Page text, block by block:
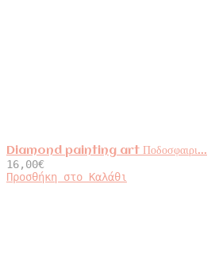
Diamond painting art Ποδοσφαιρι...
16,00€
Προσθήκη στο Καλάθι